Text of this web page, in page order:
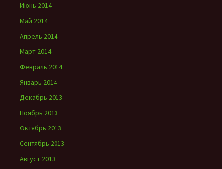
Июнь 2014
Май 2014
Апрель 2014
Март 2014
Февраль 2014
Январь 2014
Декабрь 2013
Ноябрь 2013
Октябрь 2013
Сентябрь 2013
Август 2013